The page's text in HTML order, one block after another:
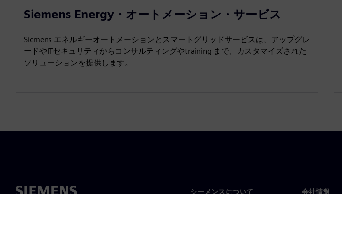
Siemens Energy・オートメーション・サービス
Siemens エネルギーオートメーションとスマートグリッドサービスは、アップグレ
ードやITセキュリティからコンサルティングやtraining まで、カスタマイズされた
ソリューションを提供します。
シーメンスについて 会社情報